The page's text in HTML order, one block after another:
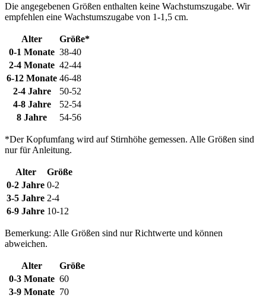
Die angegebenen Größen enthalten keine Wachstumszugabe. Wir
empfehlen eine Wachstumszugabe von 1-1,5 cm.
Alter
Größe*
0-1 Monate 38-40
2-4 Monate 42-44
6-12 Monate 46-48
2-4 Jahre
50-52
4-8 Jahre
52-54
8 Jahre
54-56
*Der Kopfumfang wird auf Stirnhöhe gemessen. Alle Größen sind
nur für Anleitung.
Alter
Größe
0-2 Jahre 0-2
3-5 Jahre 2-4
6-9 Jahre 10-12
Bemerkung: Alle Größen sind nur Richtwerte und können
abweichen.
Alter
Größe
0-3 Monate 60
3-9 Monate 70